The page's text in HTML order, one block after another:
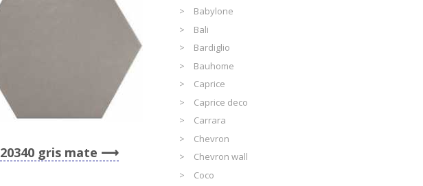
20340 gris mate
Babylone
Bali
Bardiglio
Bauhome
Caprice
Caprice deco
Carrara
Chevron
Chevron wall
Coco